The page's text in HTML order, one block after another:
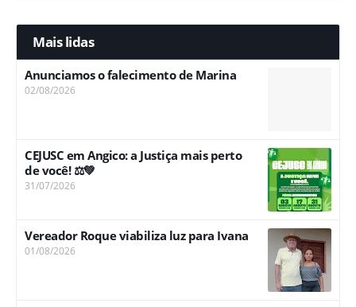
Mais lidas
Anunciamos o falecimento de Marina
02/08/2026
CEJUSC em Angico: a Justiça mais perto
de você! ⚖️💚
31/07/2026
Vereador Roque viabiliza luz para Ivana
01/08/2026